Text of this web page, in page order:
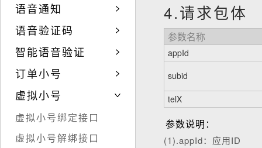
语音通知
语音验证码
智能语音验证
订单小号
虚拟小号
虚拟小号绑定接口
虚拟小号解绑接口
4.请求包体
参数名称
appId
subid
telX
参数说明：
(1).appId：应用ID